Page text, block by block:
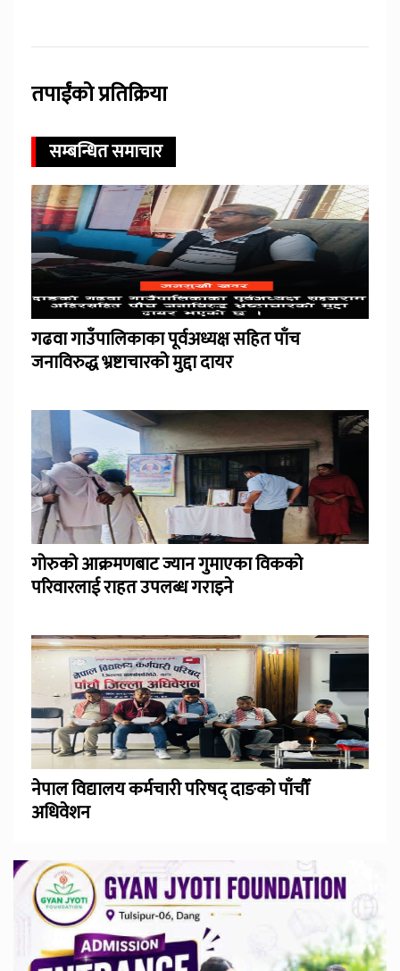
तपाईंको प्रतिक्रिया
सम्बन्धित समाचार
गढवा गाउँपालिकाका पूर्वअध्यक्ष सहित पाँच
जनाविरुद्ध भ्रष्टाचारको मुद्दा दायर
गोरुको आक्रमणबाट ज्यान गुमाएका विकको
परिवारलाई राहत उपलब्ध गराइने
नेपाल विद्यालय कर्मचारी परिषद् दाङको पाँचौँ
अधिवेशन